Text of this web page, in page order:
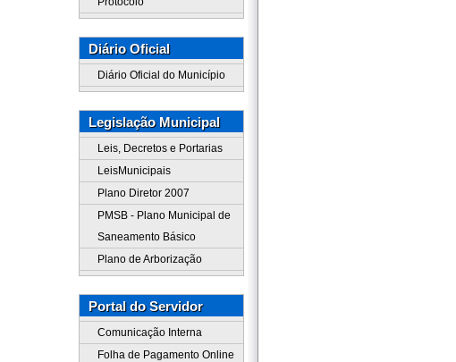
Diário Oficial
Diário Oficial do Município
Legislação Municipal
Leis, Decretos e Portarias
LeisMunicipais
Plano Diretor 2007
PMSB - Plano Municipal de
Saneamento Básico
Plano de Arborização
Portal do Servidor
Comunicação Interna
Folha de Pagamento Online